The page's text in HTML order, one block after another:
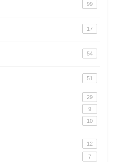
99
17
54
51
29
9
10
12
7